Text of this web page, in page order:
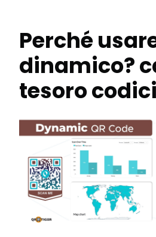
Perché
dinamico?
tesoro codici